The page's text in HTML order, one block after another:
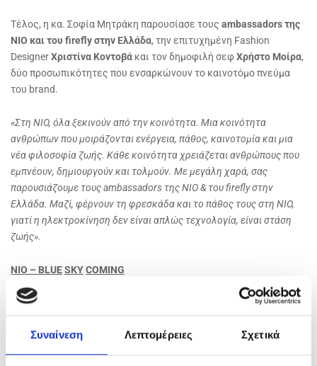
Συναίνεση Λεπτομέρειες Σχετικά
Τέλος, η κα. Σοφία Μητράκη παρουσίασε τους ambassadorsτης
NIO και του fireflyστην Ελλάδα, την επιτυχημένη Fashion
DesignerΧριστίνα Κοντοβά και τον δημοφιλή σεφΧρήστο Μοίρα,
δύο προσωπικότητες που ενσαρκώνουν το καινοτόμο πνεύμα
του brand.
«Στη NIO, όλα ξεκινούν από την κοινότητα. Μια κοινότητα
ανθρώπων που μοιράζονται ενέργεια, πάθος, καινοτομία και μια
νέα φιλοσοφία ζωής. Κάθε κοινότητα χρειάζεται ανθρώπους που
εμπνέουν, δημιουργούν και τολμούν. Με μεγάλη χαρά, σας
παρουσιάζουμε τους ambassadors της NIO & τουfirefly στην
Ελλάδα. Μαζί, φέρνουν τη φρεσκάδα και το πάθος τους στη NIO,
γιατί η ηλεκτροκίνηση δεν είναι απλώς τεχνολογία, είναι στάση
ζωής».
NIO – BLUESKYCOMING
ΗNIO, ιδρύθηκε το 2014 στη Σαγκάη, έχει δημιουργήσει κέντρα
Έρευνας & Ανάπτυξης καθώς και παραγωγικές μονάδες σε14
χώρες και περιοχές
, ενώ διαθέτει δίκτυα πωλήσεων και
εξυπηρέτησης σε7 χώρες